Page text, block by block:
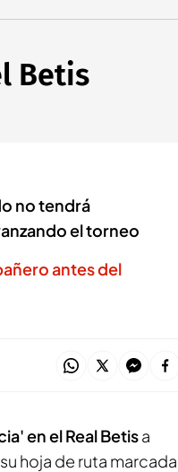
Betis
no tendrá
el torneo
antes del
en el Real Betisa
hoja de ruta marcada